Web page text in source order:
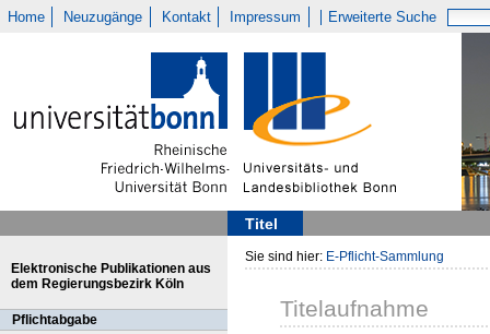
Home Neuzugänge Kontakt Impressum Erweiterte Suche
Titel
Elektronische Publikationen aus
dem Regierungsbezirk Köln
Pflichtabgabe
Sie sind hier: E-Pflicht-Sammlung
Titelaufnahme